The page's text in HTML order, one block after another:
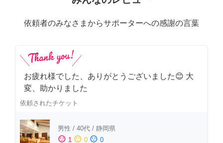
依頼者のみなさまからサポーターへの感謝の言葉
お疲れ様でした、ありがとうございました😊 大
変、助かりました
依頼されたチケット
男性 / 40代 / 静岡県
sentiment_satisfied 1 sentiment_neutral 0 sentiment_dissatisfied 0